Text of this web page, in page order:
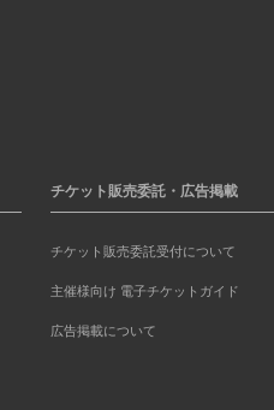
チケット販売委託・広告掲載
チケット販売委託受付について
主催様向け 電子チケットガイド
広告掲載について